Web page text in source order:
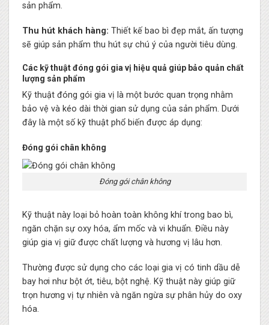
sản phẩm.
Thu hút khách hàng: Thiết kế bao bì đẹp mắt, ấn tượng
sẽ giúp sản phẩm thu hút sự chú ý của người tiêu dùng.
Các kỹ thuật đóng gói gia vị hiệu quả giúp bảo quản chất
lượng sản phẩm
Kỹ thuật đóng gói gia vị là một bước quan trọng nhằm
bảo vệ và kéo dài thời gian sử dụng của sản phẩm. Dưới
đây là một số kỹ thuật phổ biến được áp dụng:
Đóng gói chân không
Đóng gói chân không
Kỹ thuật này loại bỏ hoàn toàn không khí trong bao bì,
ngăn chặn sự oxy hóa, ẩm mốc và vi khuẩn. Điều này
giúp gia vị giữ được chất lượng và hương vị lâu hơn.
Thường được sử dụng cho các loại gia vị có tinh dầu dễ
bay hơi như bột ớt, tiêu, bột nghệ. Kỹ thuật này giúp giữ
trọn hương vị tự nhiên và ngăn ngừa sự phân hủy do oxy
hóa.